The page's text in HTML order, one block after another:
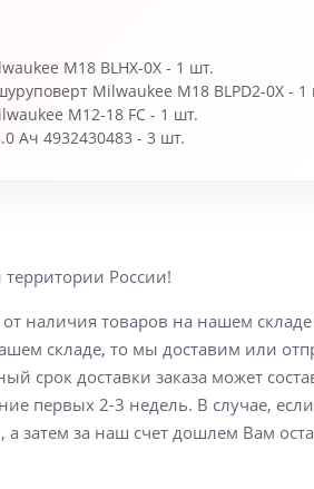
M18 BLHX-0X - 1 шт.
Milwaukee M18 BLPD2-0X - 1
M12-18 FC - 1 шт.
Ач 4932430483 - 3 шт.
России!
от наличия товаров на нашем
складе, то мы доставим или
срок доставки заказа может
первых 2-3 недель. В случае,
затем за наш счет дошлем Вам